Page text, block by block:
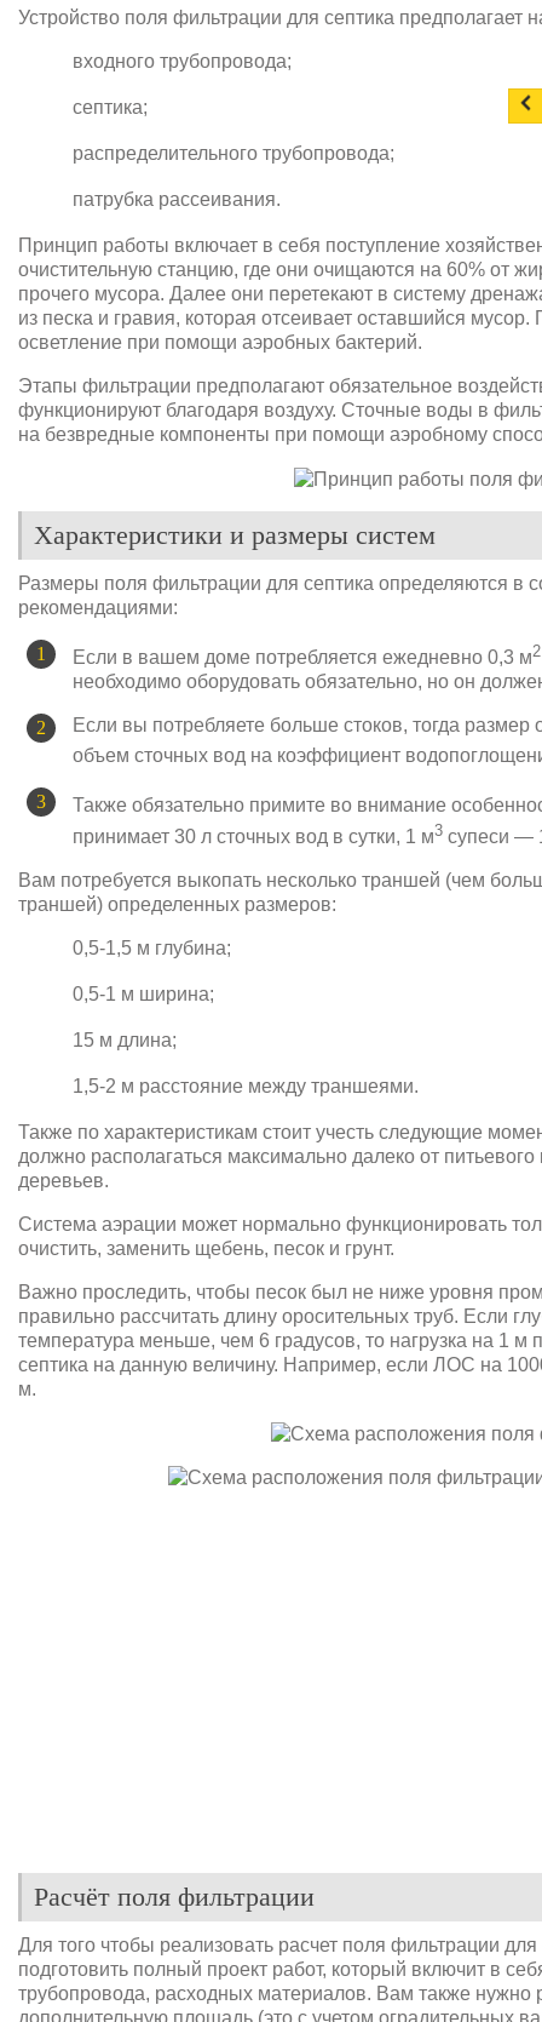
Устройство поля фильтрации для септика предполагает
входного трубопровода;
септика;
распределительного трубопровода;
патрубка рассеивания.
Принцип работы включает в себя поступление
очистительную станцию, где они очищаются на 60% от
прочего мусора. Далее они перетекают в систему
из песка и гравия, которая отсеивает оставшийся
осветление при помощи аэробных бактерий.
Этапы фильтрации предполагают обязательное
функционируют благодаря воздуху. Сточные воды в
на безвредные компоненты при помощи аэробному
Характеристики и размеры систем
Размеры поля фильтрации для септика определяются в
рекомендациями:
Если в вашем доме потребляется ежедневно 0,3 м2
необходимо оборудовать обязательно, но он
Если вы потребляете больше стоков, тогда размер
объем сточных вод на коэффициент
Также обязательно примите во внимание
принимает 30 л сточных вод в сутки, 1 м3 супеси —
Вам потребуется выкопать несколько траншей (чем
траншей) определенных размеров:
0,5-1,5 м глубина;
0,5-1 м ширина;
15 м длина;
1,5-2 м расстояние между траншеями.
Также по характеристикам стоит учесть следующие
должно располагаться максимально далеко от
деревьев.
Система аэрации может нормально функционировать
очистить, заменить щебень, песок и грунт.
Важно проследить, чтобы песок был не ниже уровня
правильно рассчитать длину оросительных труб. Если
температура меньше, чем 6 градусов, то нагрузка на 1
септика на данную величину. Например, если ЛОС на
м.
Расчёт поля фильтрации
Для того чтобы реализовать расчет поля фильтрации
подготовить полный проект работ, который включит в
трубопровода, расходных материалов. Вам также нужно